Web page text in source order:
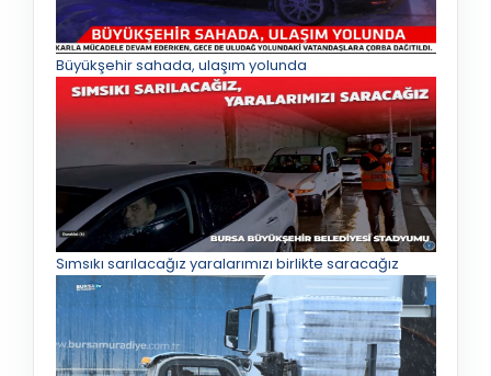
Büyükşehir sahada, ulaşım yolunda
Sımsıkı sarılacağız yaralarımızı birlikte saracağız